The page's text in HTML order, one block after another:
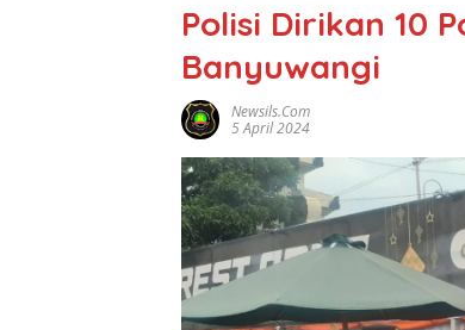
Polisi Dirikan 10
Banyuwangi
Newsils.com
5 April 2024